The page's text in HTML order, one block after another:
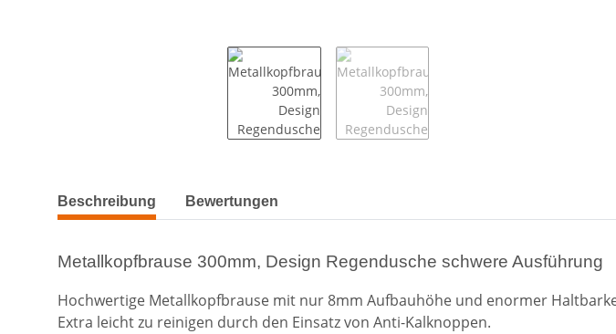
weitere Registerkarten anzeigen
Beschreibung Bewertungen
Metallkopfbrause 300mm, Design Regendusche schwere Ausführung
Hochwertige Metallkopfbrause mit nur 8mm Aufbauhöhe und enormer
Extra leicht zu reinigen durch den Einsatz von Anti-Kalknoppen.